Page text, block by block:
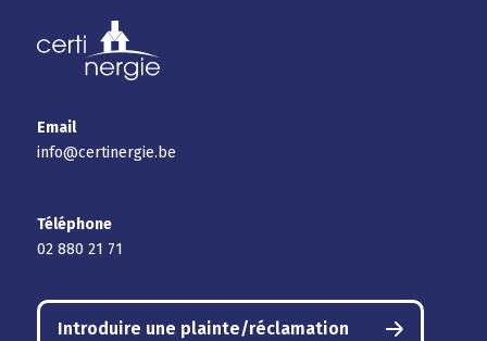
Email
info@certinergie.be
Téléphone
02 880 21 71
Introduire une plainte/réclamation